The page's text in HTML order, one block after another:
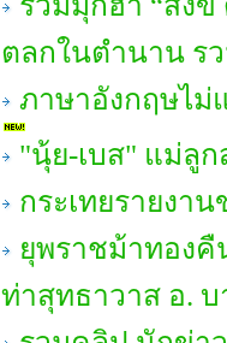
ตลกในตำนาน ร
ภาษาอังกฤษไม่
"นุ้ย-เบส" แม่ลูก
กระเทยรายงาน
ยุพราชม้าทอง
ท่าสุทธาวาส อ.